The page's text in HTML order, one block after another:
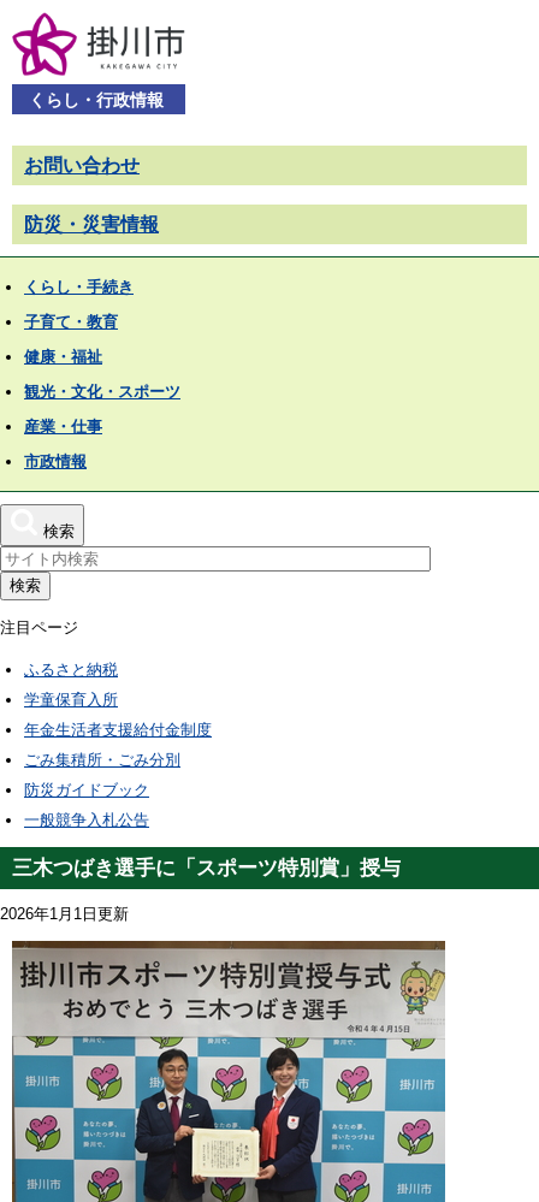
くらし・行政情報
お問い合わせ
防災・災害情報
くらし・手続き
子育て・教育
健康・福祉
観光・文化・スポーツ
産業・仕事
市政情報
検索
検索
注目ページ
ふるさと納税
学童保育入所
年金生活者支援給付金制度
ごみ集積所・ごみ分別
防災ガイドブック
一般競争入札公告
三木つばき選手に「スポーツ特別賞」授与
2026年1月1日更新